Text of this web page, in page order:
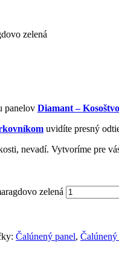
zelená
panelov Diamant –
uvidíte presný
nevadí. Vytvoríme pre
zelená
Čalúnený panel,